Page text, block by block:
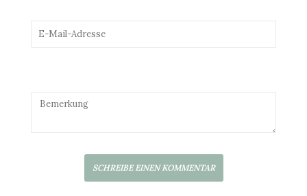
SCHREIBE EINEN KOMMENTAR